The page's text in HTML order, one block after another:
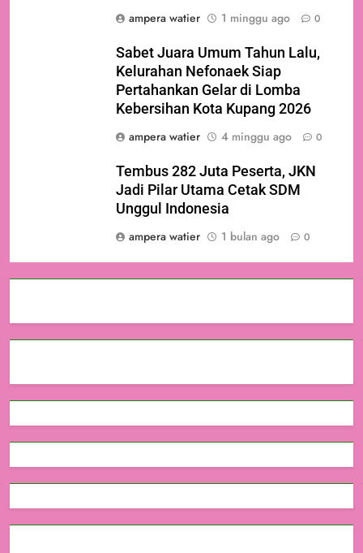
ampera watier
1 minggu ago 0
Sabet Juara Umum Tahun Lalu,
Kelurahan Nefonaek Siap
Pertahankan Gelar di Lomba
Kebersihan Kota Kupang 2026
ampera watier
4 minggu ago 0
Tembus 282 Juta Peserta, JKN
Jadi Pilar Utama Cetak SDM
Unggul Indonesia
ampera watier
1 bulan ago 0